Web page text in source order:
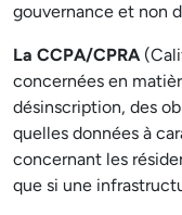
gouvernance et non
La CCPA/CPRA
concernées en
désinscription, des
quelles données à
concernant les
que si une